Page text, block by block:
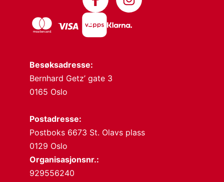
Besøksadresse:
Bernhard Getz’ gate 3
0165 Oslo
Postadresse:
Postboks 6673 St. Olavs plass
0129 Oslo
Organisasjonsnr.:
929556240